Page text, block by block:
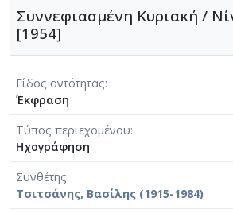
Συννεφιασμένη Κυριακή /
[1954]
Είδος οντότητας
Έκφραση
Τύπος περιεχομένου
Ηχογράφηση
Συνθέτης
Τσιτσάνης, Βασίλης (1915-1984)